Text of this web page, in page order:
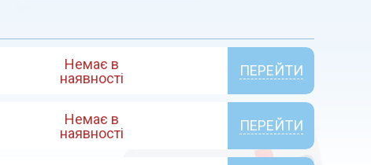
Немає в
наявності
ПЕРЕЙТИ
Немає в
наявності
ПЕРЕЙТИ